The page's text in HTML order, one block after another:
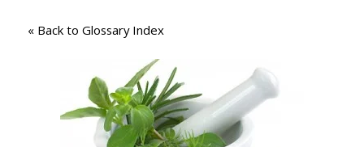
« Back to Glossary Index